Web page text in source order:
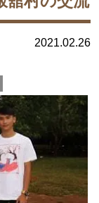
2021.02.26